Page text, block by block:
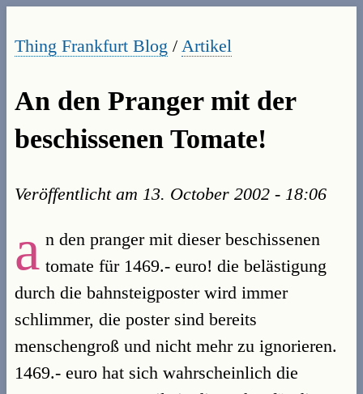
Thing Frankfurt Blog / Artikel
An den Pranger mit der
beschissenen Tomate!
Veröffentlicht am 13. October 2002 - 18:06
a n den pranger mit dieser beschissenen
tomate für 1469.- euro! die belästigung
durch die bahnsteigposter wird immer
schlimmer, die poster sind bereits
menschengroß und nicht mehr zu ignorieren.
1469.- euro hat sich wahrscheinlich die